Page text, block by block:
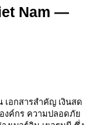
Nam —
เอกสารสำคัญ เงินสด
งค์กร ความปลอดภัย